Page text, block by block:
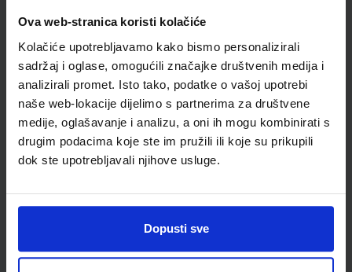
Ova web-stranica koristi kolačiće
Kolačiće upotrebljavamo kako bismo personalizirali
sadržaj i oglase, omogućili značajke društvenih medija i
analizirali promet. Isto tako, podatke o vašoj upotrebi
naše web-lokacije dijelimo s partnerima za društvene
medije, oglašavanje i analizu, a oni ih mogu kombinirati s
drugim podacima koje ste im pružili ili koje su prikupili
dok ste upotrebljavali njihove usluge.
Dopusti sve
Omot PVC za školske
431x287; tip 177
0,85 €